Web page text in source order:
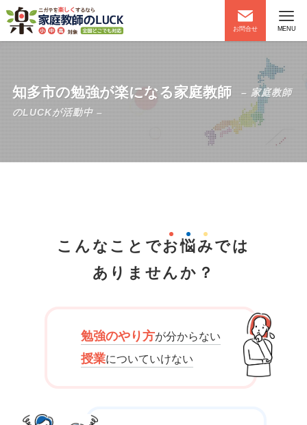
お問合せ MENU
知多市の勉強が楽になる家庭教師
– 家庭教師
のLUCKが活動中 –
こんなことでお悩みでは
ありませんか？
勉強のやり方が分からない
授業についていけない